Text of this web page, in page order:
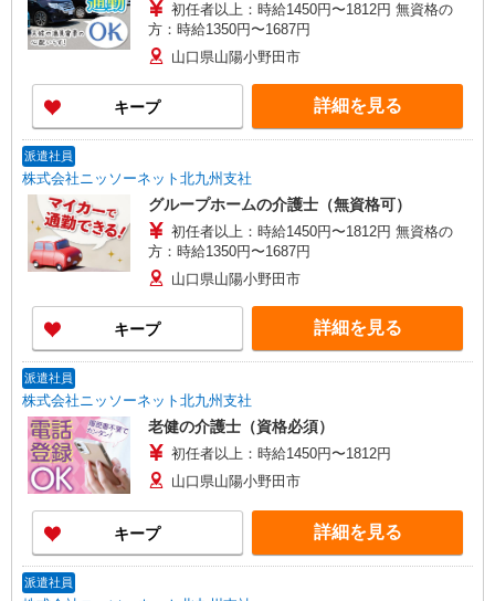
初任者以上：時給1450円〜1812円 無資格の
方：時給1350円〜1687円
山口県山陽小野田市
キープ 詳細を見る
派遣社員
株式会社ニッソーネット北九州支社
グループホームの介護士（無資格可）
初任者以上：時給1450円〜1812円 無資格の
方：時給1350円〜1687円
山口県山陽小野田市
キープ 詳細を見る
派遣社員
株式会社ニッソーネット北九州支社
老健の介護士（資格必須）
初任者以上：時給1450円〜1812円
山口県山陽小野田市
キープ 詳細を見る
派遣社員